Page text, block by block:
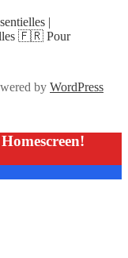
|
🇫🇷 Pour
by WordPress